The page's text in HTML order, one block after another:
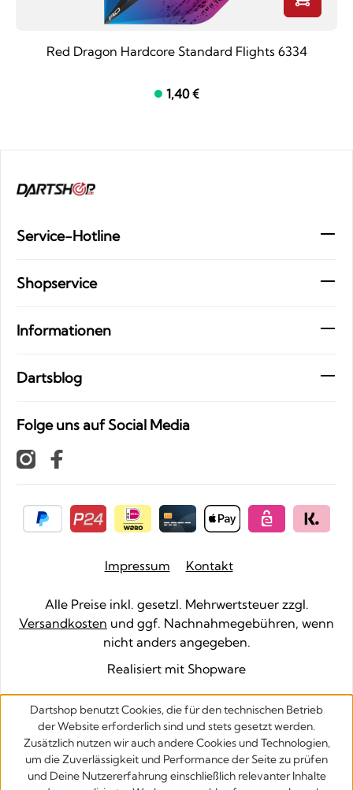
Red Dragon Hardcore Standard Flights 6334
1,40 €
Service-Hotline
Shopservice
Informationen
Dartsblog
Folge uns auf Social Media
Impressum Kontakt
Alle Preise inkl. gesetzl. Mehrwertsteuer zzgl.
Versandkosten und ggf. Nachnahmegebühren, wenn
nicht anders angegeben.
Realisiert mit Shopware
Dartshop benutzt Cookies, die für den technischen Betrieb
der Website erforderlich sind und stets gesetzt werden.
Zusätzlich nutzen wir auch andere Cookies und Technologien,
um die Zuverlässigkeit und Performance der Seite zu prüfen
und Deine Nutzererfahrung einschließlich relevanter Inhalte